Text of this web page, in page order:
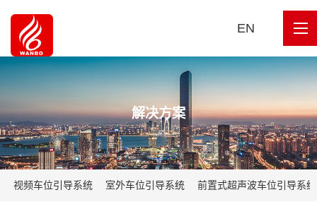
EN
解决方案
视频⻋位引导系统 室外车位引导系统 前置式超声波⻋位引导系统